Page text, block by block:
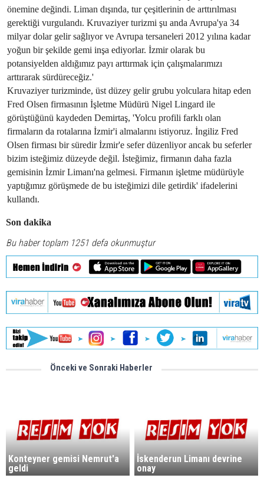
önemine değindi. Liman dışında, tur çeşitlerinin de arttırılması
gerektiği vurgulandı. Kruvaziyer turizmi şu anda Avrupa'ya 34
milyar dolar gelir sağlıyor ve Avrupa tersaneleri 2012 yılına kadar
yoğun bir şekilde gemi inşa ediyorlar. İzmir olarak bu
potansiyelden aldığımız payı arttırmak için çalışmalarımızı
arttırarak sürdüreceğiz.'
Kruvaziyer turizminde, üst düzey gelir grubu yolculara hitap eden
Fred Olsen firmasının İşletme Müdürü Nigel Lingard ile
görüştüğünü kaydeden Demirtaş, 'Yolcu profili farklı olan
firmaların da rotalarına İzmir'i almalarını istiyoruz. İngiliz Fred
Olsen firması bir süredir İzmir'e sefer düzenliyor ancak bu seferler
bizim isteğimiz düzeyde değil. İsteğimiz, firmanın daha fazla
gemisinin İzmir Limanı'na gelmesi. Firmanın işletme müdürüyle
yaptığımız görüşmede de bu isteğimizi dile getirdik' ifadelerini
kullandı.
Son dakika
Bu haber toplam 1251 defa okunmuştur
Önceki ve Sonraki Haberler
Konteyner gemisi Nemrut'a
geldi
İskenderun Limanı devrine
onay